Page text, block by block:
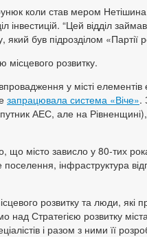
коли став мером Нетішина –
інвестицій. “Цей відділ
який був підрозділом «Партії
місцевого розвитку.
у місті елементів
запрацювала система «Віче».
АЕС, але на
що місто зависло у 80-тих
інфраструктура
розвитку та люди, які
над Стратегією розвитку
і разом з ними її